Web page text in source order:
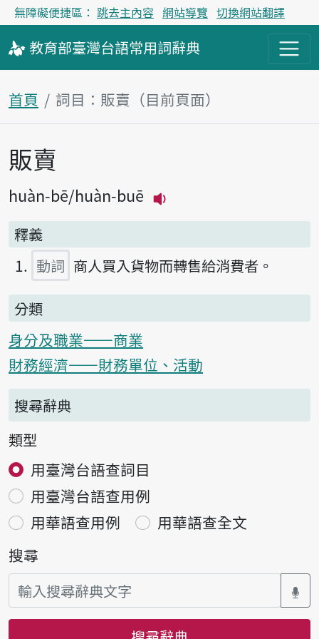
無障礙便捷區： 跳去主內容 網站導覽 切換網站翻譯
教育部臺灣台語常用詞辭典
首頁 詞目：販賣（目前頁面）
主內容區塊
販賣
huàn-bē huàn-buē
釋義
動詞 商人買入貨物而轉售給消費者。
分類
身分及職業——商業
財務經濟——財務單位、活動
搜尋辭典
類型
用臺灣台語查詞目
用臺灣台語查用例
用華語查用例
用華語查全文
搜尋